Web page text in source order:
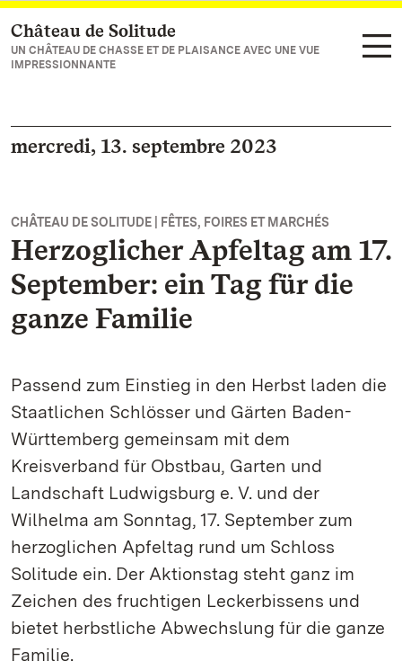
Vers la page d’accueil
Château de Solitude
UN CHÂTEAU DE CHASSE ET DE PLAISANCE AVEC UNE VUE
IMPRESSIONNANTE
mercredi, 13. septembre 2023
CHÂTEAU DE SOLITUDE | FÊTES, FOIRES ET MARCHÉS
Herzoglicher Apfeltag am 17.
September: ein Tag für die
ganze Familie
Passend zum Einstieg in den Herbst laden die
Staatlichen Schlösser und Gärten Baden-
Württemberg gemeinsam mit dem
Kreisverband für Obstbau, Garten und
Landschaft Ludwigsburg e. V. und der
Wilhelma am Sonntag, 17. September zum
herzoglichen Apfeltag rund um Schloss
Solitude ein. Der Aktionstag steht ganz im
Zeichen des fruchtigen Leckerbissens und
bietet herbstliche Abwechslung für die ganze
Familie.